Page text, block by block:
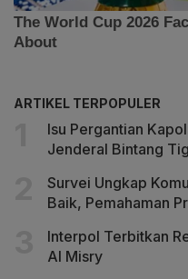
ARTIKEL TERPOPULER
Isu Pergantian
Jenderal Bintang
Survei Ungkap
Baik, Pemahaman
Interpol Terbitkan
Al Misry